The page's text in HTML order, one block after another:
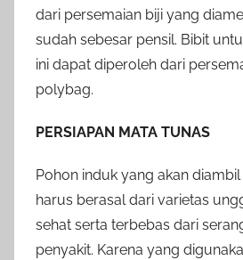
dari persemaian biji yang
sudah sebesar pensil. Bibit
ini dapat diperoleh dari
polybag.
PERSIAPAN MATA TUNAS
Pohon induk yang akan
harus berasal dari varietas
sehat serta terbebas dari
penyakit. Karena yang